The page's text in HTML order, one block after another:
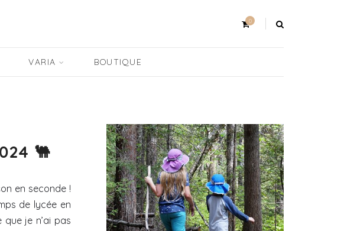
0
VARIA BOUTIQUE
🐫
en seconde !
de lycée en
je n’ai pas